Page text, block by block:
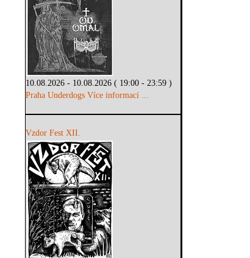
10.08.2026 - 10.08.2026 ( 19:00 - 23:59 )
Praha Underdogs Více informací ...
Vzdor Fest XII.